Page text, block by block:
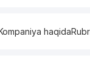
haqida